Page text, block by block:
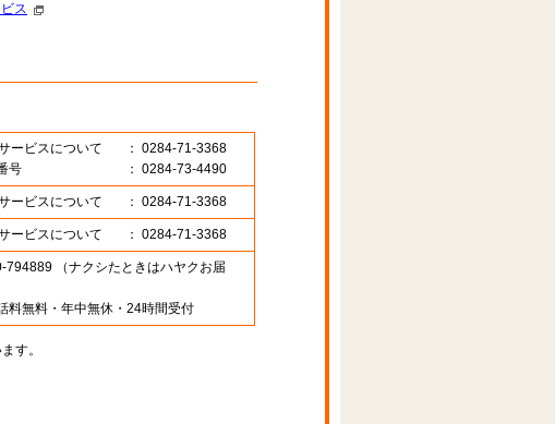
ス
ービスについて
： 0284-71-3368
号
： 0284-73-4490
ービスについて ： 0284-71-3368
ービスについて ： 0284-71-3368
794889 （ナクシたときはハヤクお届
料無料・年中無休・24時間受付
す。